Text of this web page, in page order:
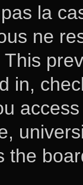
la
ne
in,
the